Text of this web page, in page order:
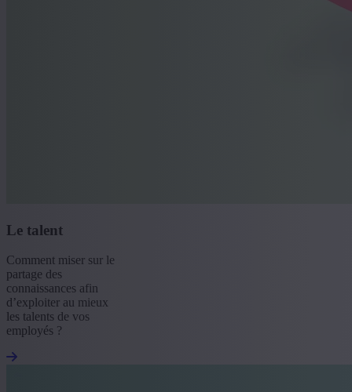
Le talent
Comment miser sur le
partage des
connaissances afin
d’exploiter au mieux
les talents de vos
employés ?